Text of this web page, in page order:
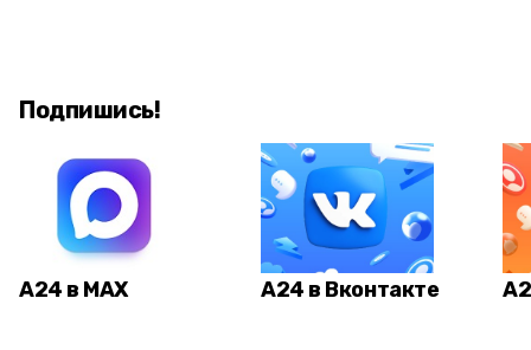
Подпишись!
А24 в MAX А24 в Вконтакте